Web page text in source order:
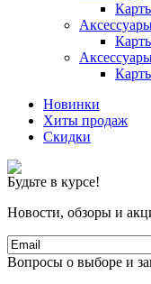
Новинки
Хиты продаж
Скидки
Будьте в курсе!
Новости, обзоры и
Вопросы о выборе и